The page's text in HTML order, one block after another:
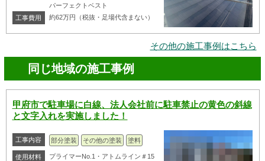
パーフェクトベスト
工事費用
約62万円（税抜・足場代含まない）
その他の施工事例はこちら
同じ地域の施工事例
甲府市で駐車場に白線、法人会社前に駐車禁止の黄色の斜線
と文字入れを実施しました！
工事内容 部分塗装 その他の塗装 塗料
使用材料
プライマーNo.1・アトムライン＃15